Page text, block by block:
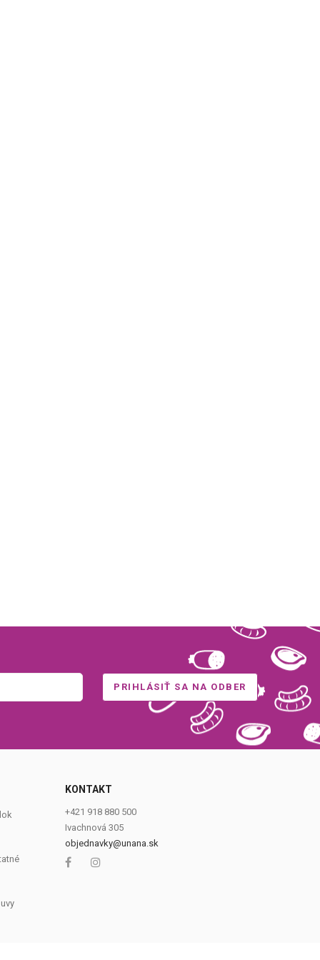
KONTAKT
+421 918 880 500
Ivachnová 305
objednavky@unana.sk